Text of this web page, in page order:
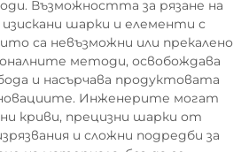
Възможността за рязане на
шарки и елементи с
са невъзможни или прекалено
методи, освобождава
и насърчава продуктовата
Инженерите могат
криви, прецизни шарки от
и сложни подредби за